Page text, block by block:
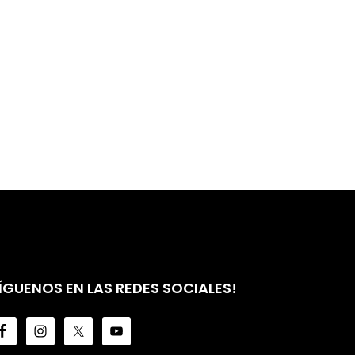
EN LAS REDES SOCIALES!